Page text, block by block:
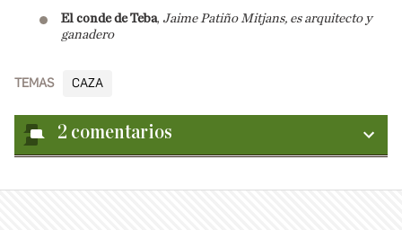
El conde de Teba, Jaime Patiño Mitjans, es arquitecto y
ganadero
TEMAS CAZA
2 comentarios